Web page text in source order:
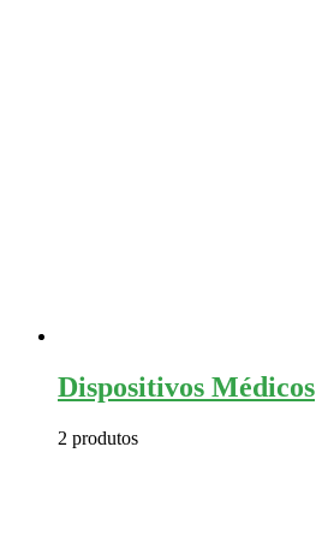
Dispositivos Médicos
2 produtos